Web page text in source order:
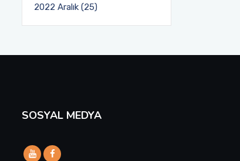
2022 Aralık (25)
SOSYAL MEDYA